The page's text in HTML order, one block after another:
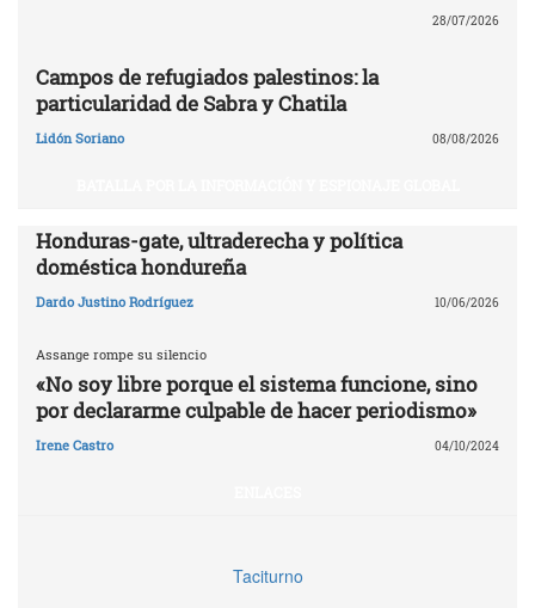
28/07/2026
Campos de refugiados palestinos: la
particularidad de Sabra y Chatila
Lidón Soriano 08/08/2026
Honduras-gate, ultraderecha y política
doméstica hondureña
Dardo Justino Rodríguez 10/06/2026
Assange rompe su silencio
«No soy libre porque el sistema funcione, sino
por declararme culpable de hacer periodismo»
Irene Castro 04/10/2024
Taciturno